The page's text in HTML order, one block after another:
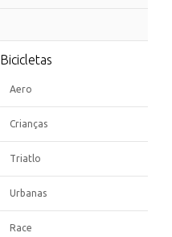
Bicicletas
Aero
Crianças
Triatlo
Urbanas
Race